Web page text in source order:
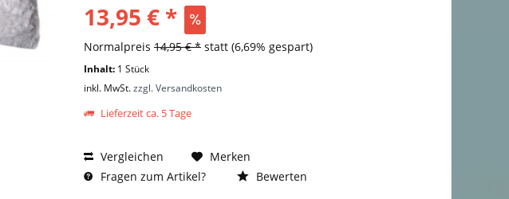
13,95 € *
Normalpreis 14,95 € *statt (6,69% gespart)
Inhalt: 1 Stück
inkl. MwSt.zzgl. Versandkosten
Lieferzeit ca. 5 Tage
Vergleichen
Merken
Fragen zum Artikel?
Bewerten